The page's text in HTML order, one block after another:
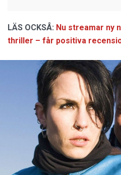
LÄS OCKSÅ: Nu streamar ny
thriller – får positiva